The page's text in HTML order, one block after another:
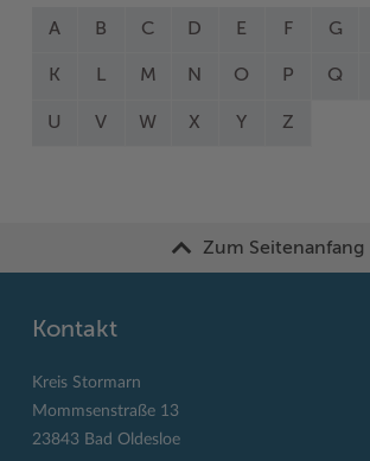
A B C D E F G
K L M N O P Q
U V W X Y Z
Zum Seitenanfang
Kontakt
Kreis Stormarn
Mommsenstraße 13
23843 Bad Oldesloe